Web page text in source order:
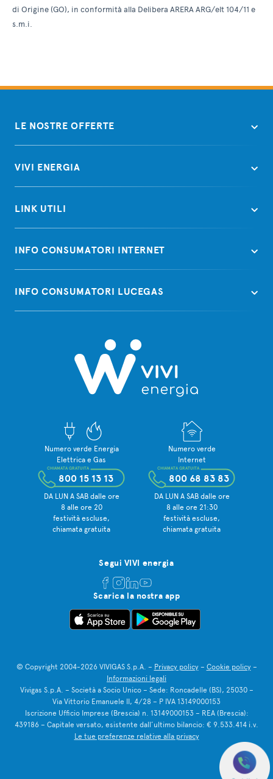
di Origine (GO), in conformità alla Delibera ARERA ARG/elt 104/11 e
s.m.i.
LE NOSTRE OFFERTE
VIVI ENERGIA
LINK UTILI
INFO CONSUMATORI INTERNET
INFO CONSUMATORI LUCEGAS
Numero verde Energia
Elettrica e Gas
800 15 13 13
CHIAMATA GRATUITA
DA LUN A SAB dalle ore
8 alle ore 20
festività escluse,
chiamata gratuita
Numero verde
Internet
800 68 83 83
CHIAMATA GRATUITA
DA LUN A SAB dalle ore
8 alle ore 21:30
festività escluse,
chiamata gratuita
Segui VIVI energia
Scarica la nostra app
© Copyright 2004-2026 VIVIGAS S.p.A. – Privacy policy– Cookie policy–
Informazioni legali
Vivigas S.p.A. – Società a Socio Unico – Sede: Roncadelle (BS), 25030 –
Via Vittorio Emanuele II, 4/28 – P IVA 13149000153
Iscrizione Ufficio Imprese (Brescia) n. 13149000153 – REA (Brescia):
439186 – Capitale versato, esistente dall’ultimo bilancio: € 9.533.414 i.v.
Le tue preferenze relative alla privacy